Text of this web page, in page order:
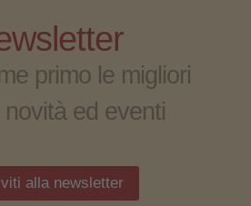
primo le migliori
novità ed eventi
alla newsletter